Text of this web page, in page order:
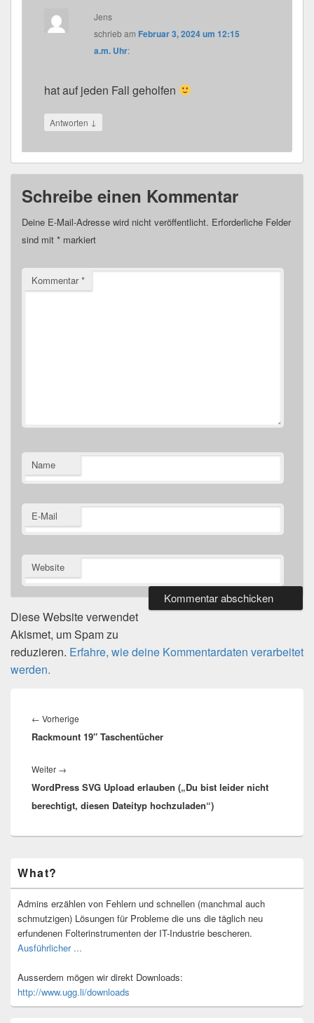
Jens
schriebam Februar 3, 2024 um 12:15
a.m. Uhr:
hat auf jeden Fall geholfen
Antworten ↓
Schreibe einen Kommentar
Deine E-Mail-Adresse wird nicht veröffentlicht. Erforderliche Felder
sind mit * markiert
Kommentar*
Name
E-Mail
Website
Diese Website verwendet
Akismet, um Spam zu
reduzieren. Erfahre, wie deine Kommentardaten verarbeitet
werden.
← Vorherige
Beitrag:
Rackmount 19″ Taschentücher
Weiter →
Beitrag:
WordPress SVG Upload erlauben („Du bist leider nicht
berechtigt, diesen Dateityp hochzuladen“)
Seitenleisten-
Widgetbereich
What?
Admins erzählen von Fehlern und schnellen (manchmal auch
schmutzigen) Lösungen für Probleme die uns die täglich neu
erfundenen Folterinstrumenten der IT-Industrie bescheren.
Ausführlicher ...
Ausserdem mögen wir direkt Downloads:
http://www.ugg.li/downloads